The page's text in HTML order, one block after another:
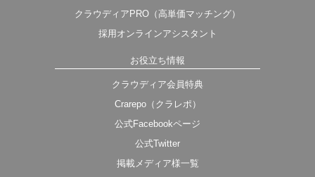
クラウディアPRO（高単価マッチング）
採用オンラインアシスタント
お役立ち情報
クラウディア会員特典
Crarepo（クラレポ）
公式Facebookページ
公式Twitter
掲載メディア様一覧